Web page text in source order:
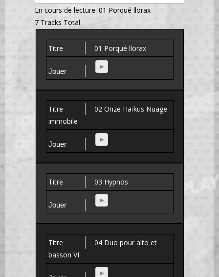
En cours de lecture:01 Porqué llorax
7 Tracks Total
01 Porqué llorax
02 Onze Haïkus Nuage
immobile
03 Hypnos
04 Duo pour alto et
basson VI